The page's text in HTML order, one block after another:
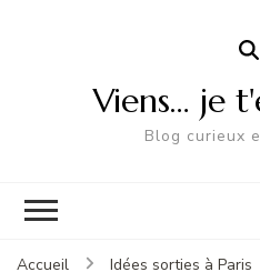
Viens… je
Blog curieux
Accueil
Idées sorties à Paris